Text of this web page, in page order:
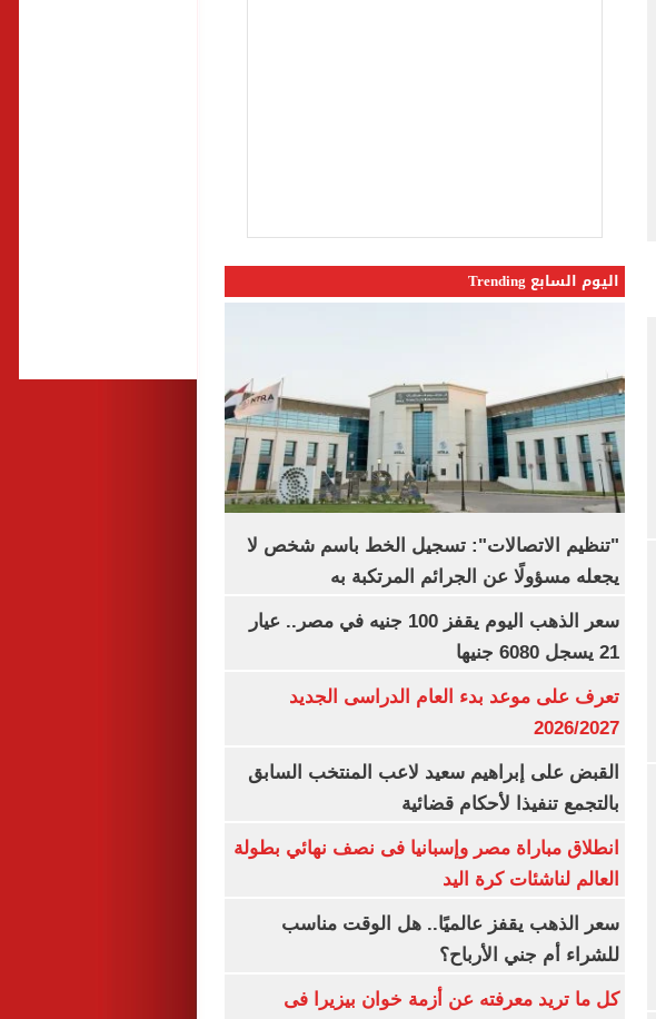
اليوم السابع Trending
"تنظيم الاتصالات": تسجيل الخط باسم شخص لا
يجعله مسؤولًا عن الجرائم المرتكبة به
سعر الذهب اليوم يقفز 100 جنيه في مصر.. عيار
21 يسجل 6080 جنيها
تعرف على موعد بدء العام الدراسى الجديد
2026/2027
القبض على إبراهيم سعيد لاعب المنتخب السابق
بالتجمع تنفيذا لأحكام قضائية
انطلاق مباراة مصر وإسبانيا فى نصف نهائي بطولة
العالم لناشئات كرة اليد
سعر الذهب يقفز عالميًا.. هل الوقت مناسب
للشراء أم جني الأرباح؟
كل ما تريد معرفته عن أزمة خوان بيزيرا فى